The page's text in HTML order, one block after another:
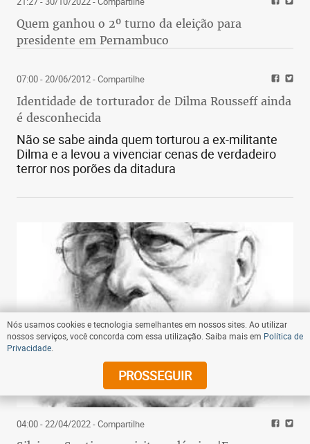
Quem ganhou o 2º turno da eleição para
presidente em Pernambuco
07:00 - 20/06/2012- Compartilhe
Identidade de torturador de Dilma Rousseff ainda
é desconhecida
Não se sabe ainda quem torturou a ex-militante
Dilma e a levou a vivenciar cenas de verdadeiro
terror nos porões da ditadura
04:00 - 22/04/2022- Compartilhe
Nós usamos cookies e tecnologia semelhantes em nossos sites. Ao utilizar
nossos serviços, você concorda com essa utilização. Saiba mais em Política de
Privacidade
PROSSEGUIR